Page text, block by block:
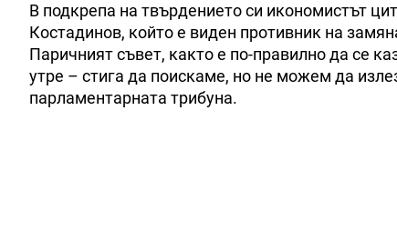
В подкрепа на твърдението си икономистът
Костадинов, който е виден противник на
Паричният съвет, както е по-правилно да се
утре – стига да поискаме, но не можем да
парламентарната трибуна.